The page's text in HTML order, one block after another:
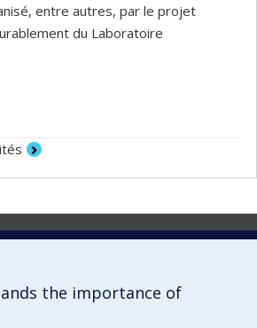
entre autres, par le projet
du Laboratoire
et aux études
the importance of